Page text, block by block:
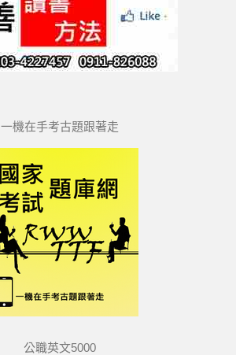
一機在手考古題跟著走
公職英文5000